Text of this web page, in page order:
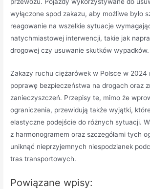
przewozu. Pojazdy wykorzystywane do
wyłączone spod zakazu, aby możliwe było
reagowanie na wszelkie sytuacje
natychmiastowej interwencji, takie jak
drogowej czy usuwanie skutków wypadków.
Zakazy ruchu ciężarówek w Polsce w 2024
poprawę bezpieczeństwa na drogach oraz
zanieczyszczeń. Przepisy te, mimo że
ograniczenia, przewidują także wyjątki,
elastyczne podejście do różnych sytuacji.
z harmonogramem oraz szczegółami tych
uniknąć nieprzyjemnych niespodzianek
tras transportowych.
Powiązane wpisy: